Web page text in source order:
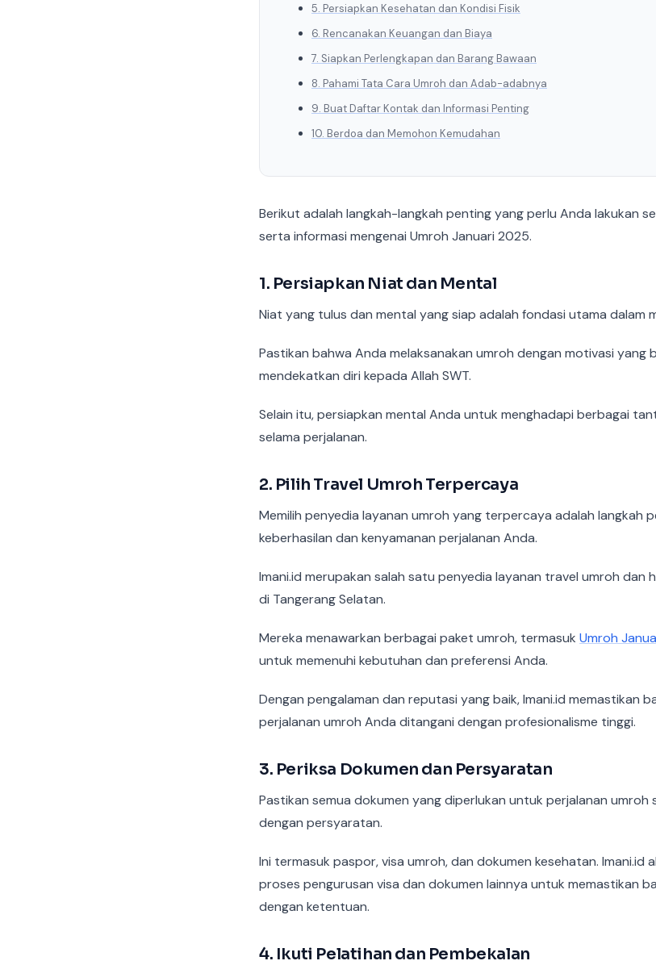
5. Persiapkan Kesehatan dan Kondisi Fisik
6. Rencanakan Keuangan dan Biaya
7. Siapkan Perlengkapan dan Barang Bawaan
8. Pahami Tata Cara Umroh dan Adab-adabnya
9. Buat Daftar Kontak dan Informasi Penting
10. Berdoa dan Memohon Kemudahan
Berikut adalah langkah-langkah penting yang perlu Anda lakukan
serta informasi mengenai Umroh Januari 2025.
1. Persiapkan Niat dan Mental
Niat yang tulus dan mental yang siap adalah fondasi utama dalam
Pastikan bahwa Anda melaksanakan umroh dengan motivasi yang
mendekatkan diri kepada Allah SWT.
Selain itu, persiapkan mental Anda untuk menghadapi berbagai
selama perjalanan.
2. Pilih Travel Umroh Terpercaya
Memilih penyedia layanan umroh yang terpercaya adalah langkah
keberhasilan dan kenyamanan perjalanan Anda.
Imani.id merupakan salah satu penyedia layanan travel umroh dan
di Tangerang Selatan.
Mereka menawarkan berbagai paket umroh, termasuk Umroh
untuk memenuhi kebutuhan dan preferensi Anda.
Dengan pengalaman dan reputasi yang baik, Imani.id memastikan
perjalanan umroh Anda ditangani dengan profesionalisme tinggi.
3. Periksa Dokumen dan Persyaratan
Pastikan semua dokumen yang diperlukan untuk perjalanan umroh
dengan persyaratan.
Ini termasuk paspor, visa umroh, dan dokumen kesehatan. Imani.id
proses pengurusan visa dan dokumen lainnya untuk memastikan
dengan ketentuan.
4. Ikuti Pelatihan dan Pembekalan